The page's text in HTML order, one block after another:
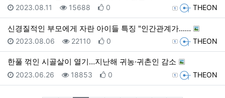
등록자 THEON
등록일
2023.08.11 조회
15688 추천
0
신경질적인 부모에게 자란 아이들 특징 "인간관계가...…
등록자 THEON
등록일
2023.08.06 조회
22110 추천
0
한풀 꺾인 시골살이 열기…지난해 귀농·귀촌인 감소
등록자 THEON
등록일
2023.06.26 조회
18853 추천
0